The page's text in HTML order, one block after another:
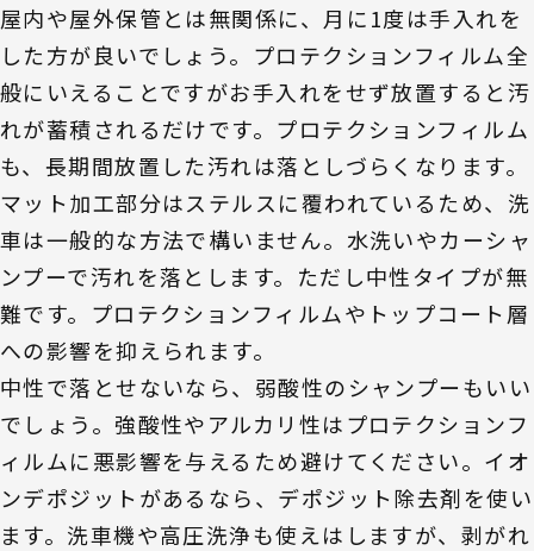
屋内や屋外保管とは無関係に、月に1度は手入れを
した方が良いでしょう。プロテクションフィルム全
般にいえることですがお手入れをせず放置すると汚
れが蓄積されるだけです。プロテクションフィルム
も、長期間放置した汚れは落としづらくなります。
マット加工部分はステルスに覆われているため、洗
車は一般的な方法で構いません。水洗いやカーシャ
ンプーで汚れを落とします。ただし中性タイプが無
難です。プロテクションフィルムやトップコート層
への影響を抑えられます。
中性で落とせないなら、弱酸性のシャンプーもいい
でしょう。強酸性やアルカリ性はプロテクションフ
ィルムに悪影響を与えるため避けてください。イオ
ンデポジットがあるなら、デポジット除去剤を使い
ます。洗車機や高圧洗浄も使えはしますが、剥がれ